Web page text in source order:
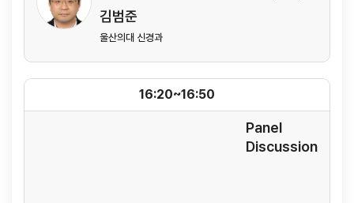
김범준
울산의대 신경과
Panel
Discussion
16:20~16:50